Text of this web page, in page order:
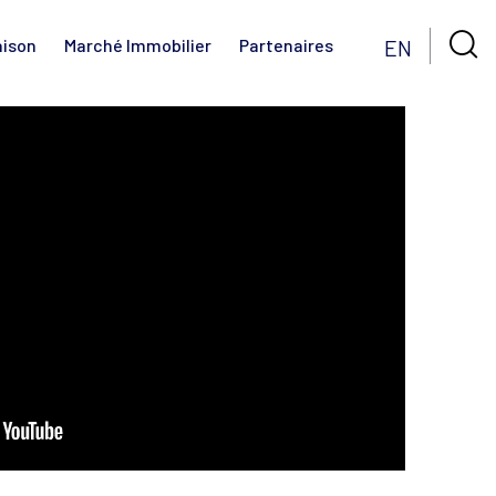
Marché Immobilier Partenaires EN 